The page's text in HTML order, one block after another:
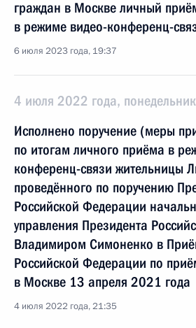
граждан в Москве личный
в режиме видео-конференц-
6 июля 2023 года, 19:37
4 июля 2022 года, понедельник
Исполнено поручение (меры
по итогам личного приёма в
конференц-связи жительницы
проведённого по поручению
Российской Федерации
управления Президента
Владимиром Симоненко в
Российской Федерации по
в Москве 13 апреля 2021 года
4 июля 2022 года, 21:35